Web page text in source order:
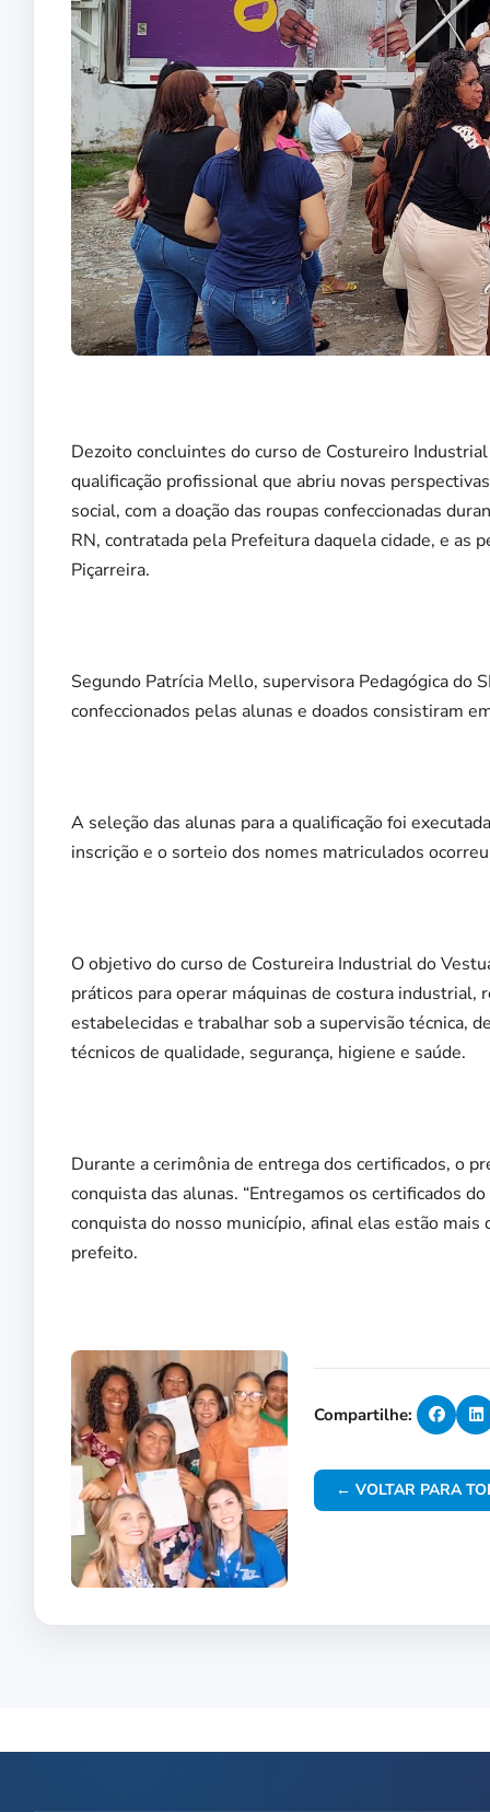
Dezoito concluintes do curso de Costureiro
qualificação profissional que abriu novas
social, com a doação das roupas confeccionadas
RN, contratada pela Prefeitura daquela cidade, e as
Piçarreira.
Segundo Patrícia Mello, supervisora Pedagógica do
confeccionados pelas alunas e doados consistiram
A seleção das alunas para a qualificação foi
inscrição e o sorteio dos nomes matriculados
O objetivo do curso de Costureira Industrial do
práticos para operar máquinas de costura industrial,
estabelecidas e trabalhar sob a supervisão técnica,
técnicos de qualidade, segurança, higiene e saúde.
Durante a cerimônia de entrega dos certificados, o
conquista das alunas. “Entregamos os certificados
conquista do nosso município, afinal elas estão mais
prefeito.
Compartilhe:
← VOLTAR PARA